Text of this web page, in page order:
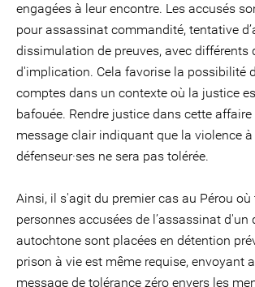
engagées à leur encontre. Les accusés
pour assassinat commandité, tentative
dissimulation de preuves, avec différents
d'implication. Cela favorise la possibilité
comptes dans un contexte où la justice
bafouée. Rendre justice dans cette
message clair indiquant que la violence
défenseur·ses ne sera pas tolérée.
Ainsi, il s'agit du premier cas au Pérou où
personnes accusées de l’assassinat d'un
autochtone sont placées en détention
prison à vie est même requise, envoyant
message de tolérance zéro envers les